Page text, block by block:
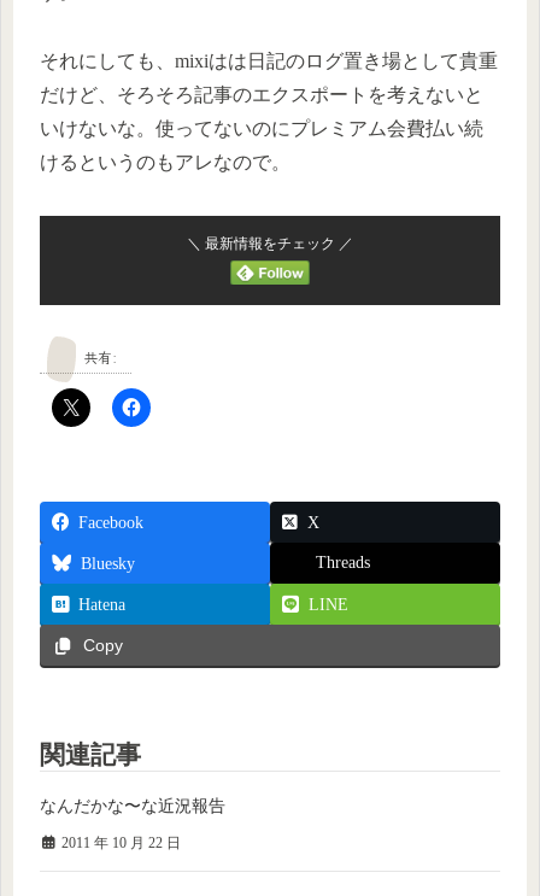
それにしても、mixiはは日記のログ置き場として貴重
だけど、そろそろ記事のエクスポートを考えないと
いけないな。使ってないのにプレミアム会費払い続
けるというのもアレなので。
＼ 最新情報をチェック ／
共有:
Facebook X
Bluesky Threads
Hatena LINE
Copy
関連記事
なんだかな〜な近況報告
2011 年 10 月 22 日